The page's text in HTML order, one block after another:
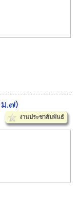
ม.๗)
งานประชาสัมพันธ์